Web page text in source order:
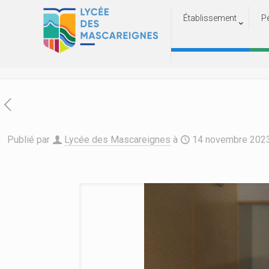
Établissement
Publié par Lycée des Mascareignes à 14 novembre